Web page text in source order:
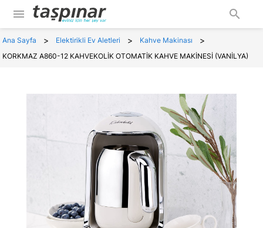
menu search
Ana Sayfa > Elektirikli Ev Aletleri > Kahve Makinası >
KORKMAZ A860-12 KAHVEKOLİK OTOMATİK KAHVE MAKİNESİ (VANİLYA)